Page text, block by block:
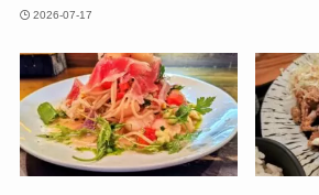
2026-07-17